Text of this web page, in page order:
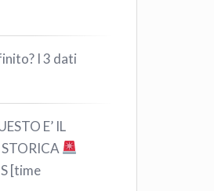
I 3 dati
E’ IL
[time